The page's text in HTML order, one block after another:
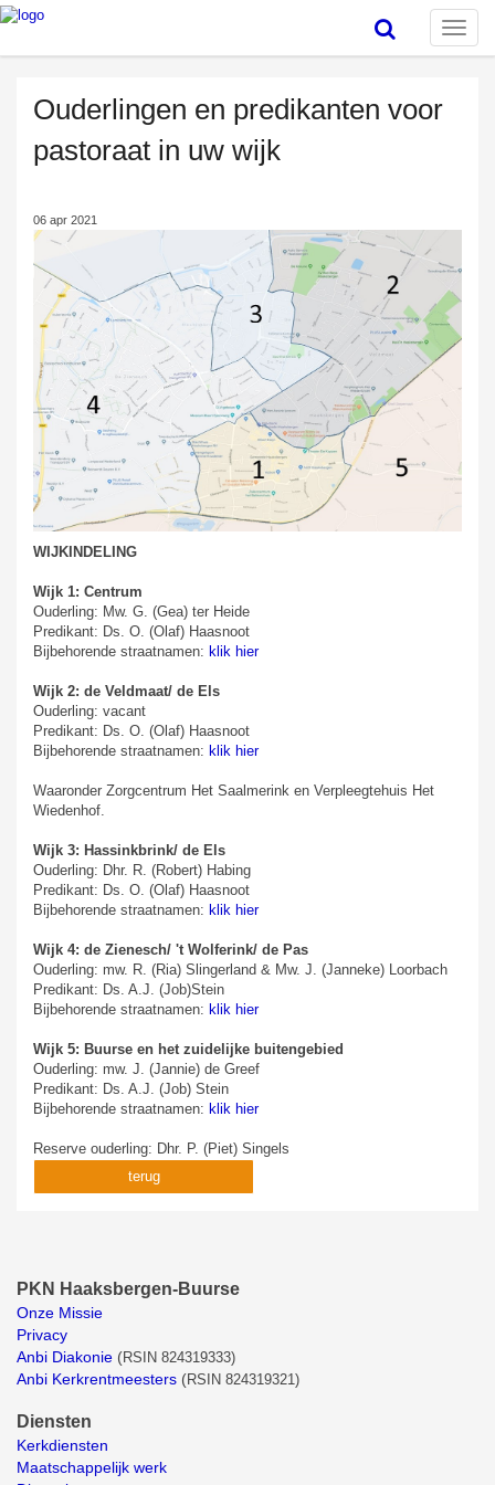
Toggle
Ouderlingen en predikanten voor
pastoraat in uw wijk
06 apr 2021
WIJKINDELING
Wijk 1: Centrum
Ouderling: Mw. G. (Gea) ter Heide
Predikant: Ds. O. (Olaf) Haasnoot
Bijbehorende straatnamen: klik hier
Wijk 2: de Veldmaat/ de Els
Ouderling: vacant
Predikant: Ds. O. (Olaf) Haasnoot
Bijbehorende straatnamen: klik hier
Waaronder Zorgcentrum Het Saalmerink en Verpleegtehuis Het
Wiedenhof.
Wijk 3: Hassinkbrink/ de Els
Ouderling: Dhr. R. (Robert) Habing
Predikant: Ds. O. (Olaf) Haasnoot
Bijbehorende straatnamen: klik hier
Wijk 4: de Zienesch/ 't Wolferink/ de Pas
Ouderling: mw. R. (Ria) Slingerland & Mw. J. (Janneke) Loorbach
Predikant: Ds. A.J. (Job)Stein
Bijbehorende straatnamen: klik hier
Wijk 5: Buurse en het zuidelijke buitengebied
Ouderling: mw. J. (Jannie) de Greef
Predikant: Ds. A.J. (Job) Stein
Bijbehorende straatnamen: klik hier
Reserve ouderling: Dhr. P. (Piet) Singels
terug
PKN Haaksbergen-Buurse
Onze Missie
Privacy
Anbi Diakonie (RSIN 824319333)
Anbi Kerkrentmeesters (RSIN 824319321)
Diensten
Kerkdiensten
Maatschappelijk werk